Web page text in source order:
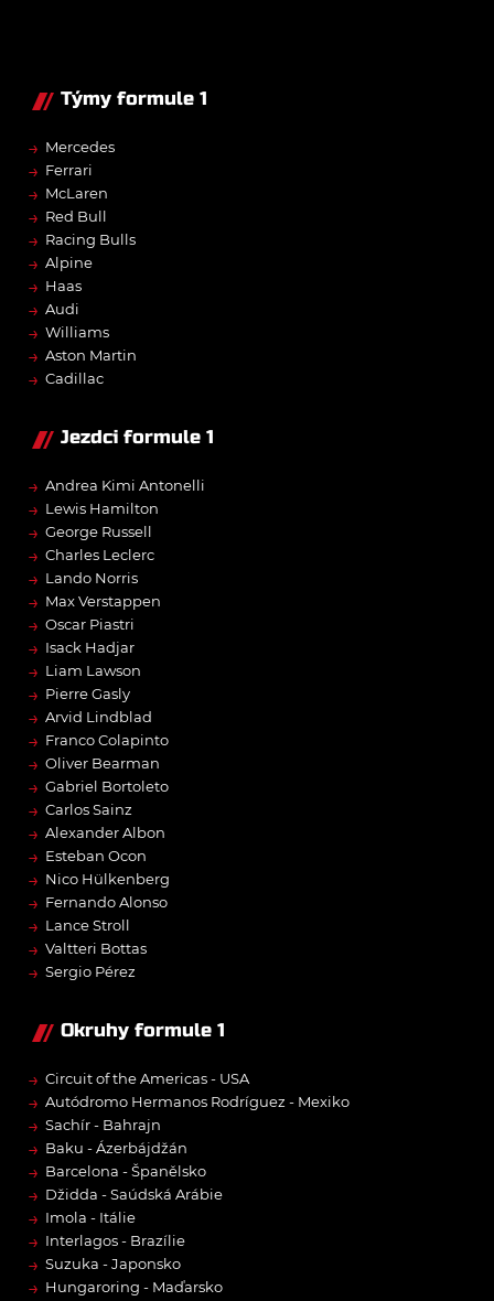
Týmy formule 1
→ Mercedes
→ Ferrari
→ McLaren
→ Red Bull
→ Racing Bulls
→ Alpine
→ Haas
→ Audi
→ Williams
→ Aston Martin
→ Cadillac
Jezdci formule 1
→ Andrea Kimi Antonelli
→ Lewis Hamilton
→ George Russell
→ Charles Leclerc
→ Lando Norris
→ Max Verstappen
→ Oscar Piastri
→ Isack Hadjar
→ Liam Lawson
→ Pierre Gasly
→ Arvid Lindblad
→ Franco Colapinto
→ Oliver Bearman
→ Gabriel Bortoleto
→ Carlos Sainz
→ Alexander Albon
→ Esteban Ocon
→ Nico Hülkenberg
→ Fernando Alonso
→ Lance Stroll
→ Valtteri Bottas
→ Sergio Pérez
Okruhy formule 1
→ Circuit of the Americas - USA
→ Autódromo Hermanos Rodríguez - Mexiko
→ Sachír - Bahrajn
→ Baku - Ázerbájdžán
→ Barcelona - Španělsko
→ Džidda - Saúdská Arábie
→ Imola - Itálie
→ Interlagos - Brazílie
→ Suzuka - Japonsko
→ Hungaroring - Maďarsko